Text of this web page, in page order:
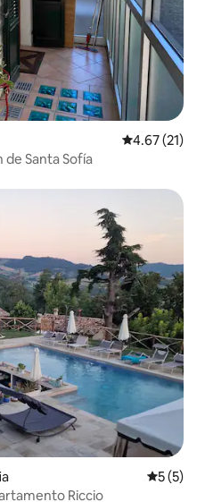
Calificación
4.67 (21)
de Santa Sofía
5 (5)
Riccio